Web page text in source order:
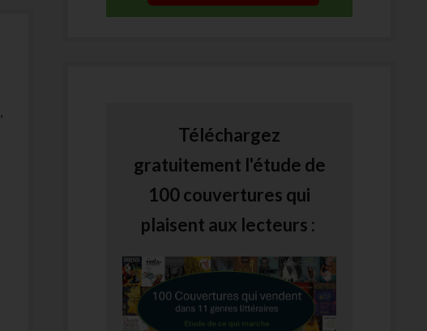
Téléchargez
gratuitement l'étude de
100 couvertures qui
plaisent aux lecteurs :